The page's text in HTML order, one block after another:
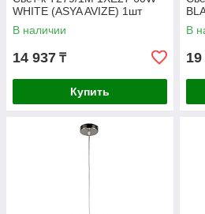
WHITE (ASYA AVIZE) 1шт
В наличии
14 937 ₸
Купить
В